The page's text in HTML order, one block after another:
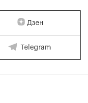
Дзен
Telegram